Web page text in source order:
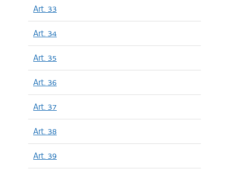
Art. 33
Art. 34
Art. 35
Art. 36
Art. 37
Art. 38
Art. 39